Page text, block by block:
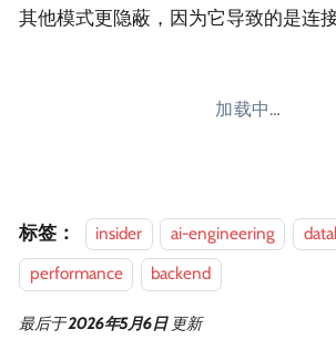
其他模式更隐蔽，因为它导致的是连
加载中…
标签： insider ai-engineering
performance
backend
最后于2026年5月6日 更新